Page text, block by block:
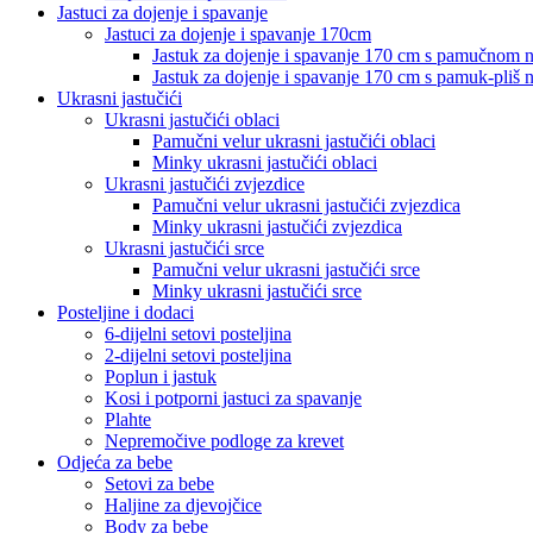
Jastuci za dojenje i spavanje
Jastuci za dojenje i spavanje 170cm
Jastuk za dojenje i spavanje 170 cm s pamučnom
Jastuk za dojenje i spavanje 170 cm s pamuk-pliš
Ukrasni jastučići
Ukrasni jastučići oblaci
Pamučni velur ukrasni jastučići oblaci
Minky ukrasni jastučići oblaci
Ukrasni jastučići zvjezdice
Pamučni velur ukrasni jastučići zvjezdica
Minky ukrasni jastučići zvjezdica
Ukrasni jastučići srce
Pamučni velur ukrasni jastučići srce
Minky ukrasni jastučići srce
Posteljine i dodaci
6-dijelni setovi posteljina
2-dijelni setovi posteljina
Poplun i jastuk
Kosi i potporni jastuci za spavanje
Plahte
Nepremočive podloge za krevet
Odjeća za bebe
Setovi za bebe
Haljine za djevojčice
Body za bebe